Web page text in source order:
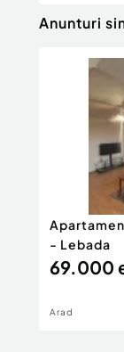
Anunturi
- Lebada
69.000
Arad